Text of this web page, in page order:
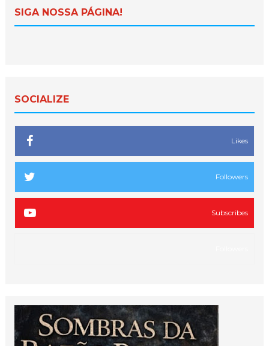
SIGA NOSSA PÁGINA!
SOCIALIZE
Likes
Followers
Subscribes